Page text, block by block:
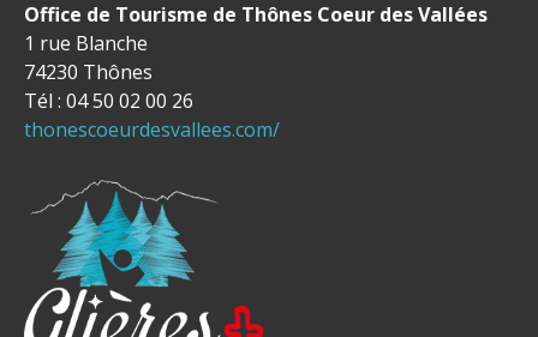
Office de Tourisme de Thônes Coeur des Vallées
1 rue Blanche
74230 Thônes
Tél : 04 50 02 00 26
thonescoeurdesvallees.com/